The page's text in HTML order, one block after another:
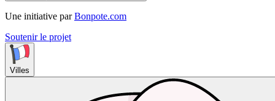
Une initiative par Bonpote.com
Soutenir le projet
Villes